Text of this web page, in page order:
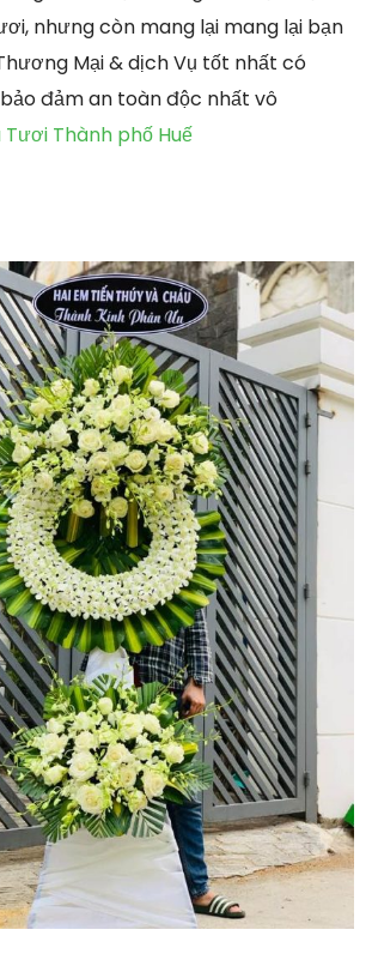
nhưng còn mang lại mang lại bạn
Mại & dịch Vụ tốt nhất có
đảm an toàn độc nhất vô
Tươi Thành phố Huế